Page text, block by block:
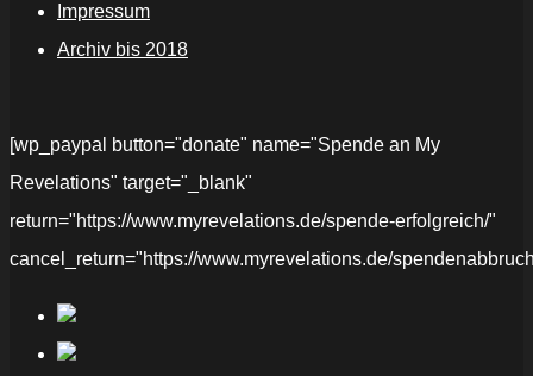
Impressum
Archiv bis 2018
[wp_paypal button="donate" name="Spende an My
Revelations" target="_blank"
return="https://www.myrevelations.de/spende-erfolgreich/"
cancel_return="https://www.myrevelations.de/